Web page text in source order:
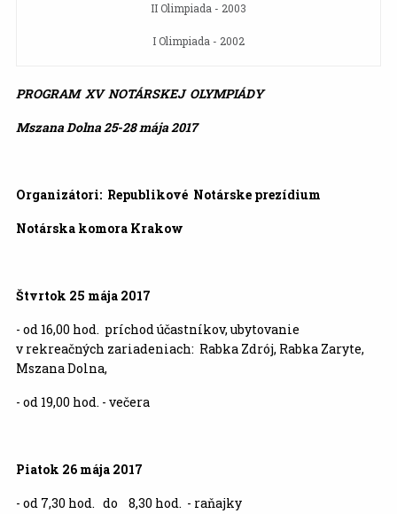
II Olimpiada - 2003
I Olimpiada - 2002
PROGRAM XV NOTÁRSKEJ OLYMPIÁDY
Mszana Dolna 25-28 mája 2017
Organizátori: Republikové Notárske prezídium
Notárska komora Krakow
Štvrtok 25 mája 2017
- od 16,00 hod. príchod účastníkov, ubytovanie
v rekreačných zariadeniach: Rabka Zdrój, Rabka Zaryte,
Mszana Dolna,
- od 19,00 hod. - večera
Piatok 26 mája 2017
- od 7,30 hod. do 8,30 hod. - raňajky